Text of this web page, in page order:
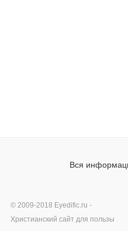
Вся
© 2009-2018 Eyedific.ru -
Христианский сайт для пользы